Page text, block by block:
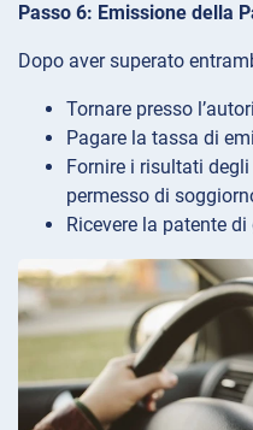
Passo 6: Emissione della
Dopo aver superato
Tornare presso
Pagare la tassa di
Fornire i risultati
permesso di
Ricevere la patente